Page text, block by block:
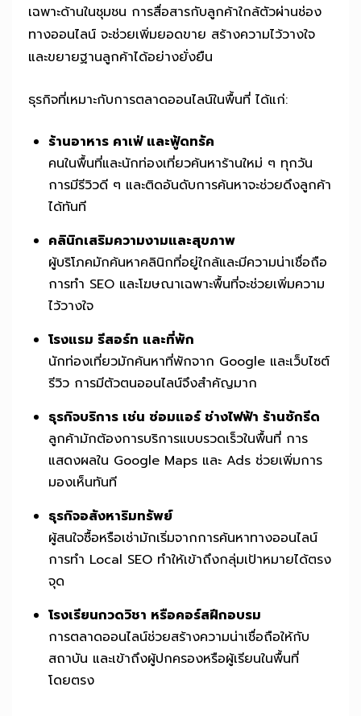
เฉพาะด้านในชุมชน การสื่อสารกับลูกค้าใกล้ตัวผ่านช่อง
ทางออนไลน์ จะช่วยเพิ่มยอดขาย สร้างความไว้วางใจ
และขยายฐานลูกค้าได้อย่างยั่งยืน
ธุรกิจที่เหมาะกับการตลาดออนไลน์ในพื้นที่ ได้แก่:
ร้านอาหาร คาเฟ่ และฟู้ดทรัค
คนในพื้นที่และนักท่องเที่ยวค้นหาร้านใหม่ ๆ ทุกวัน
การมีรีวิวดี ๆ และติดอันดับการค้นหาจะช่วยดึงลูกค้า
ได้ทันที
คลินิกเสริมความงามและสุขภาพ
ผู้บริโภคมักค้นหาคลินิกที่อยู่ใกล้และมีความน่าเชื่อถือ
การทำ SEO และโฆษณาเฉพาะพื้นที่จะช่วยเพิ่มความ
ไว้วางใจ
โรงแรม รีสอร์ท และที่พัก
นักท่องเที่ยวมักค้นหาที่พักจาก Google และเว็บไซต์
รีวิว การมีตัวตนออนไลน์จึงสำคัญมาก
ธุรกิจบริการ เช่น ซ่อมแอร์ ช่างไฟฟ้า ร้านซักรีด
ลูกค้ามักต้องการบริการแบบรวดเร็วในพื้นที่ การ
แสดงผลใน Google Maps และ Ads ช่วยเพิ่มการ
มองเห็นทันที
ธุรกิจอสังหาริมทรัพย์
ผู้สนใจซื้อหรือเช่ามักเริ่มจากการค้นหาทางออนไลน์
การทำ Local SEO ทำให้เข้าถึงกลุ่มเป้าหมายได้ตรง
จุด
โรงเรียนกวดวิชา หรือคอร์สฝึกอบรม
การตลาดออนไลน์ช่วยสร้างความน่าเชื่อถือให้กับ
สถาบัน และเข้าถึงผู้ปกครองหรือผู้เรียนในพื้นที่
โดยตรง